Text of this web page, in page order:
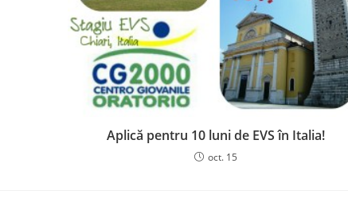
Aplică pentru 10 luni de EVS în Italia!
oct. 15